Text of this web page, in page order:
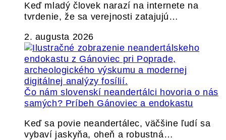
Keď mladý človek narazí na internete na
tvrdenie, že sa verejnosti zatajujú…
2. augusta 2026
Čo nám slovenskí neandertálci hovoria o nás
samých? Príbeh Gánoviec a endokastu
Keď sa povie neandertálec, väčšine ľudí sa
vybaví jaskyňa, oheň a robustná…